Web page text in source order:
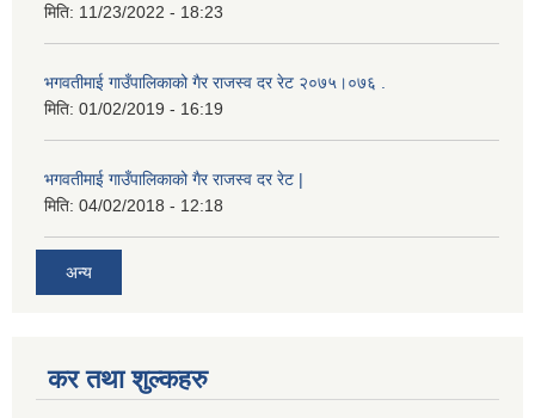
मिति: 11/23/2022 - 18:23
भगवतीमाई गाउँपालिकाको गैर राजस्व दर रेट २०७५।०७६ .
मिति: 01/02/2019 - 16:19
भगवतीमाई गाउँपालिकाको गैर राजस्व दर रेट |
मिति: 04/02/2018 - 12:18
अन्य
कर तथा शुल्कहरु